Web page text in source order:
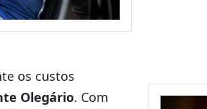
os custos
Olegário. Com